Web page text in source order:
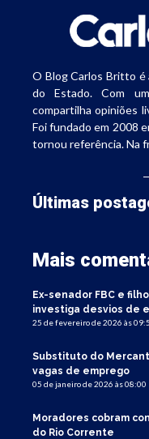
O Blog Carlos Britto
do Estado. Com
compartilha opiniões
Foi fundado em 2008
tornou referência. Na
Últimas
Mais
Ex-senador FBC e
investiga desvios de
25 de fevereiro de 2026 às
Substituto do
vagas de emprego
05 de janeiro de 2026 às 08:00
Moradores cobram
do Rio Corrente